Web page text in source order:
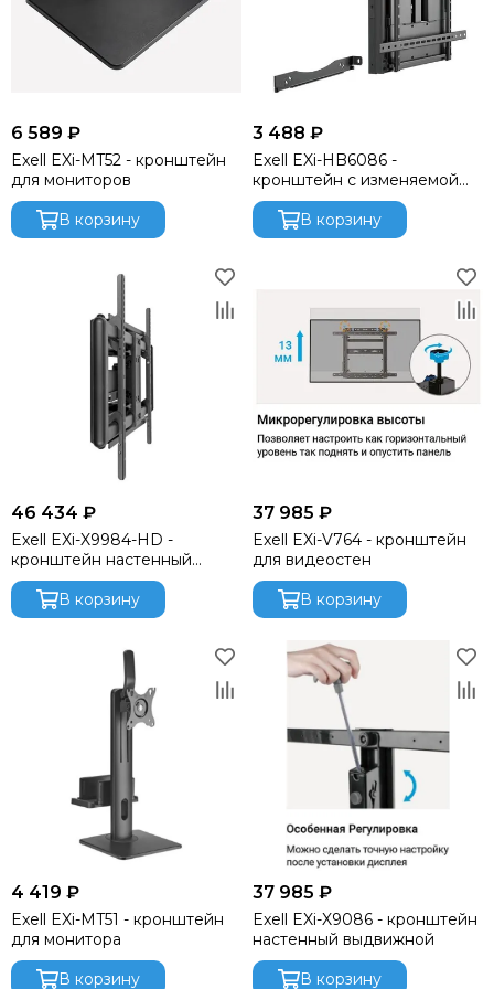
Funktion-One
Gator
Global Effects
INTREND
Invotone
Involight
JBL
L Acoustics
Light Sky
Light Union
Lift Craft
Look Solutions
Lumien
Magmatic FX
Neutrik
Neumann
Obsidian
Pioneer
Philips
PowerSoft
6 589 ₽
Exell EXi-MT52 - кронштейн
для мониторов
В корзину
3 488 ₽
Exell EXi-HB6086 -
кронштейн с изменяемой
высотой
В корзину
46 434 ₽
Exell EXi-X9984-HD -
кронштейн настенный
выдвижной
В корзину
37 985 ₽
Exell EXi-V764 - кронштейн
для видеостен
В корзину
4 419 ₽
Exell EXi-MT51 - кронштейн
для монитора
В корзину
37 985 ₽
Exell EXi-X9086 - кронштейн
настенный выдвижной
В корзину